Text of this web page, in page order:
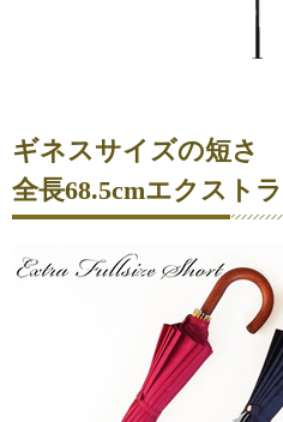
ギネスサイズの短さ
全長68.5cmエクスト